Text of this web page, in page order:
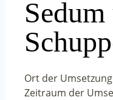
Ort der
Zeitraum der